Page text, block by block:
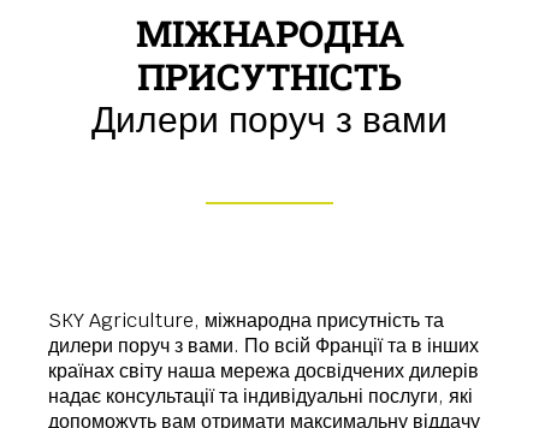
МІЖНАРОДНА
ПРИСУТНІСТЬ
Дилери поруч з вами
SKY Agriculture, міжнародна присутність та
дилери поруч з вами. По всій Франції та в інших
країнах світу наша мережа досвідчених дилерів
надає консультації та індивідуальні послуги, які
допоможуть вам отримати максимальну віддачу